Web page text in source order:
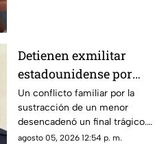
Detienen exmilitar
estadounidense por
presunto asesinato de
sus exsuegros y
excuñada en Coahuila
Un conflicto familiar por la
sustracción de un menor
desencadenó un final trágico.
El presunto agresor asesinó a
agosto 05, 2026 12:54 p. m.